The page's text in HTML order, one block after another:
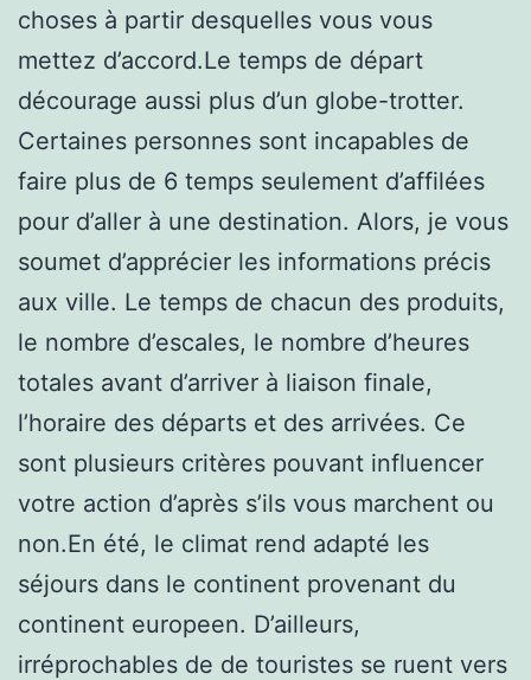
choses à partir desquelles vous vous
mettez d’accord.Le temps de départ
décourage aussi plus d’un globe-trotter.
Certaines personnes sont incapables de
faire plus de 6 temps seulement d’affilées
pour d’aller à une destination. Alors, je vous
soumet d’apprécier les informations précis
aux ville. Le temps de chacun des produits,
le nombre d’escales, le nombre d’heures
totales avant d’arriver à liaison finale,
l’horaire des départs et des arrivées. Ce
sont plusieurs critères pouvant influencer
votre action d’après s’ils vous marchent ou
non.En été, le climat rend adapté les
séjours dans le continent provenant du
continent europeen. D’ailleurs,
irréprochables de de touristes se ruent vers